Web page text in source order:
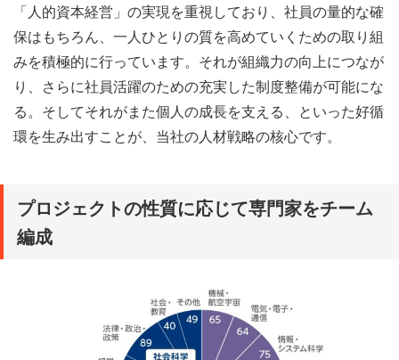
「人的資本経営」の実現を重視しており、社員の量的な確
保はもちろん、一人ひとりの質を高めていくための取り組
みを積極的に行っています。それが組織力の向上につなが
り、さらに社員活躍のための充実した制度整備が可能にな
る。そしてそれがまた個人の成長を支える、といった好循
環を生み出すことが、当社の人材戦略の核心です。
プロジェクトの性質に応じて専門家をチーム
編成